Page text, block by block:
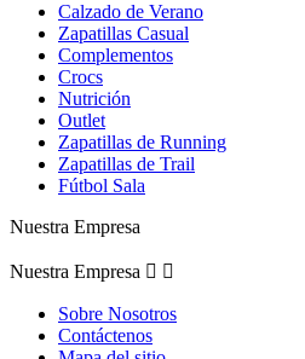
Calzado de Verano
Zapatillas Casual
Complementos
Crocs
Nutrición
Outlet
Zapatillas de Running
Zapatillas de Trail
Fútbol Sala
Nuestra Empresa
Nuestra Empresa  
Sobre Nosotros
Contáctenos